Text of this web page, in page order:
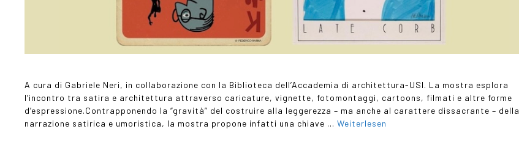
A cura di Gabriele Neri, in collaborazione con la Biblioteca dell’Accademia di architettura-USI. La mostra esplora
l’incontro tra satira e architettura attraverso caricature, vignette, fotomontaggi, cartoons, filmati e altre forme
d’espressione.Contrapponendo la “gravità” del costruire alla leggerezza – ma anche al carattere dissacrante – della
narrazione satirica e umoristica, la mostra propone infatti una chiave … Weiterlesen